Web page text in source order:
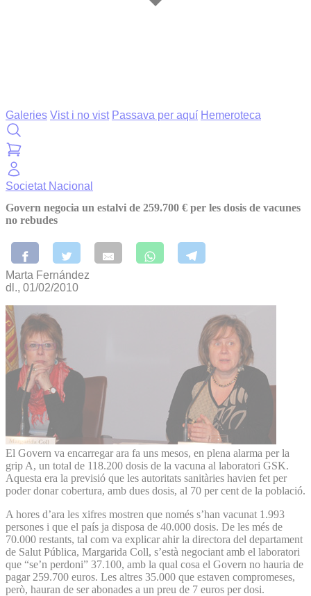
Galeries Vist i no vist Passava per aquí Hemeroteca
Societat Nacional
Govern negocia un estalvi de 259.700 € per les dosis de vacunes
no rebudes
Marta Fernández
dl., 01/02/2010
El Govern va encarregar ara fa uns mesos, en plena alarma per la
grip A, un total de 118.200 dosis de la vacuna al laboratori GSK.
Aquesta era la previsió que les autoritats sanitàries havien fet per
poder donar cobertura, amb dues dosis, al 70 per cent de la població.
A hores d’ara les xifres mostren que només s’han vacunat 1.993
persones i que el país ja disposa de 40.000 dosis. De les més de
70.000 restants, tal com va explicar ahir la directora del departament
de Salut Pública, Margarida Coll, s’està negociant amb el laboratori
que “se’n perdoni” 37.100, amb la qual cosa el Govern no hauria de
pagar 259.700 euros. Les altres 35.000 que estaven compromeses,
però, hauran de ser abonades a un preu de 7 euros per dosi.